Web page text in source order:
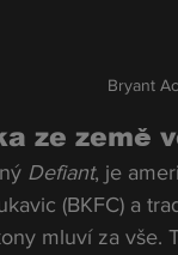
Bryant
ze země
Defiant, je
(BKFC) a
mluví za vše.